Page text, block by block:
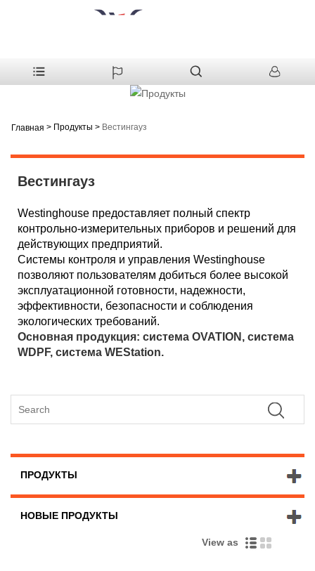
Главная > Продукты > Вестингауз
Вестингауз
Westinghouse предоставляет полный спектр
контрольно-измерительных приборов и решений для
действующих предприятий.
Системы контроля и управления Westinghouse
позволяют пользователям добиться более высокой
эксплуатационной готовности, надежности,
эффективности, безопасности и соблюдения
экологических требований.
Основная продукция: система OVATION, система
WDPF, система WEStation.
ПРОДУКТЫ
НОВЫЕ ПРОДУКТЫ
View as